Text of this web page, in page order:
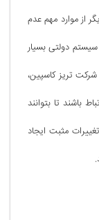
موارد مهم عدم
دولتی بسیار
تریز کاسپین،
باشند تا بتوانند
مثبت ایجاد